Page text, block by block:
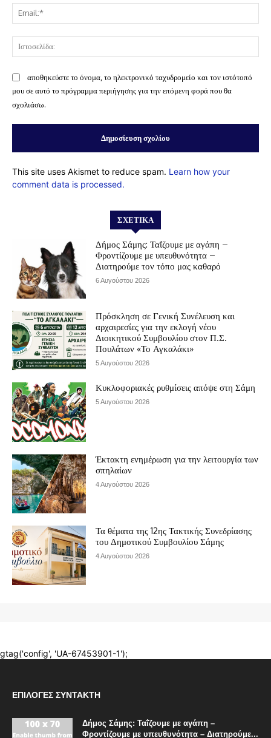
ΕΠΙΛΟΓΈΣ ΣΥΝΤΆΚΤΗ
Δήμος Σάμης: Ταΐζουμε με αγάπη –
Φροντίζουμε με υπευθυνότητα – Διατηρούμε...